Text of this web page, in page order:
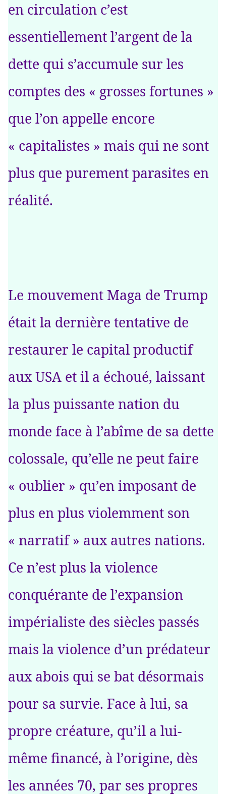
en circulation c’est
essentiellement l’argent de la
dette qui s’accumule sur les
comptes des « grosses fortunes »
que l’on appelle encore
« capitalistes » mais qui ne sont
plus que purement parasites en
réalité.
Le mouvement Maga de Trump
était la dernière tentative de
restaurer le capital productif
aux USA et il a échoué, laissant
la plus puissante nation du
monde face à l’abîme de sa dette
colossale, qu’elle ne peut faire
« oublier » qu’en imposant de
plus en plus violemment son
« narratif » aux autres nations.
Ce n’est plus la violence
conquérante de l’expansion
impérialiste des siècles passés
mais la violence d’un prédateur
aux abois qui se bat désormais
pour sa survie. Face à lui, sa
propre créature, qu’il a lui-
même financé, à l’origine, dès
les années 70, par ses propres